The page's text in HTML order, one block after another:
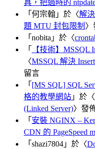
具，把過時的
「 何宗翰 」於〈解
題 MTU 封包限制 〉
「 nobita 」於〈
「
【技術】MSSQL
〈MSSQL 解決
留言
「 [MS SQL] SQL
格的教學網站 」於〈
(Linked Server)〉發
「 安裝 NGINX –
CDN 的 PageSpeed
「 shazi7804 」於〈